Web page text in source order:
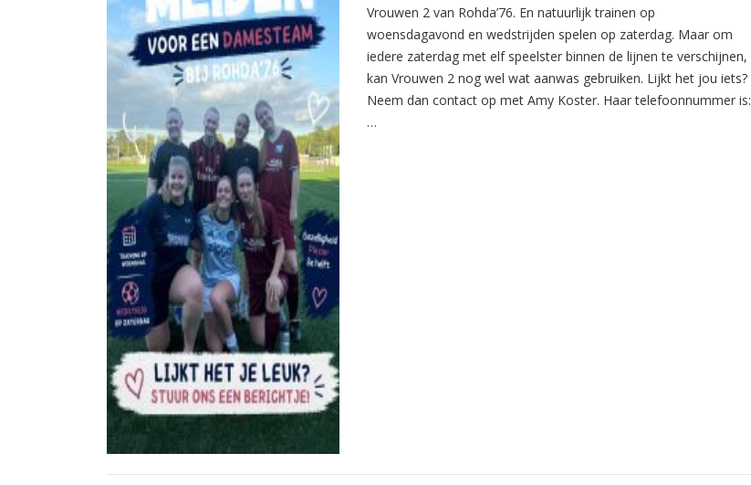
Vrouwen 2 van Rohda’76. En natuurlijk trainen op
woensdagavond en wedstrijden spelen op zaterdag. Maar om
iedere zaterdag met elf speelster binnen de lijnen te verschijnen,
kan Vrouwen 2 nog wel wat aanwas gebruiken. Lijkt het jou iets?
Neem dan contact op met Amy Koster. Haar telefoonnummer is:
…